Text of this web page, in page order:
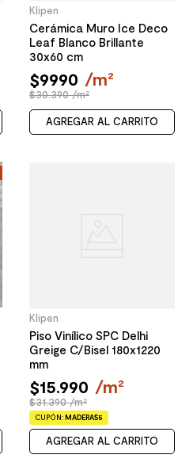
Klipen
Cerámica Muro Ice Deco
Leaf Blanco Brillante
30x60 cm
$9990 /m²
$30.390 /m²
AGREGAR AL CARRITO
Klipen
Piso Vinílico SPC Delhi
Greige C/Bisel 180x1220
mm
$15.990 /m²
$31.390 /m²
CUPÓN:MADERAS5
AGREGAR AL CARRITO